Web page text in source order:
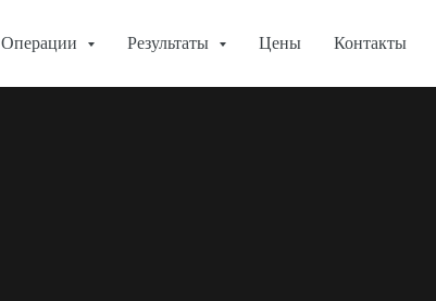
Операции Результаты Цены Контакты